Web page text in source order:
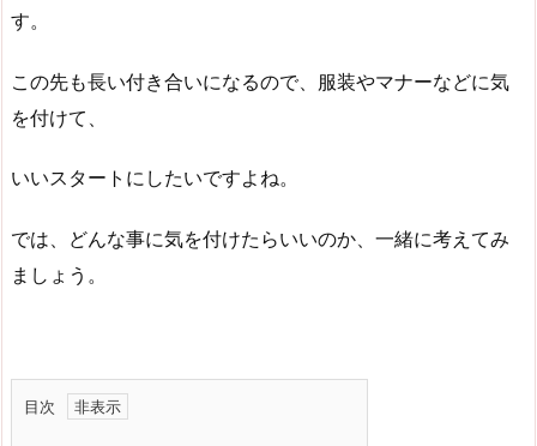
す。
この先も長い付き合いになるので、服装やマナーなどに気
を付けて、
いいスタートにしたいですよね。
では、どんな事に気を付けたらいいのか、一緒に考えてみ
ましょう。
目次